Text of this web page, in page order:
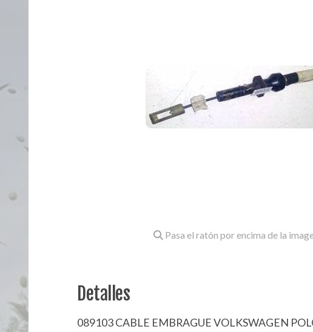
Pasa el ratón por encima de la
Detalles
089103 CABLE EMBRAGUE VOLKSWAGEN